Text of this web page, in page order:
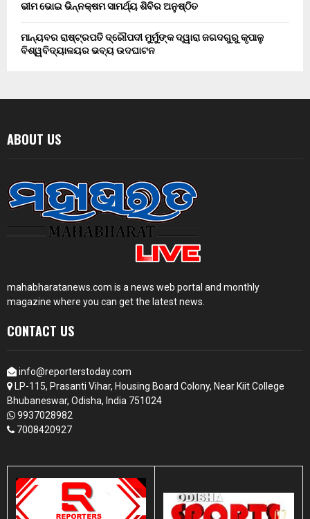
ଭୀମ ଭୋଇ ଭିନ୍ନକ୍ଷମ ସାମର୍ଥ୍ୟ ଶିବିର ଅନୁଷ୍ଠିତ
ମାନ୍ୟବର ରାଷ୍ଟ୍ରପତି ଦ୍ରୌପଦୀ ମୁର୍ମୁଙ୍କ ଦ୍ୱାରା ଜଗଦଗୁରୁ କୃପାଳୁ
ବିଶ୍ୱବିଦ୍ୟାଳୟର ଭବ୍ୟ ଉଦଘାଟନ
ABOUT US
mahabharatanews.com is a news web portal and monthly
magazine where you can get the latest news.
CONTACT US
info@reporterstoday.com
LP-115, Prasanti Vihar, Housing Board Colony, Near Kiit College
Bhubaneswar, Odisha, India 751024
9937028982
7008420927